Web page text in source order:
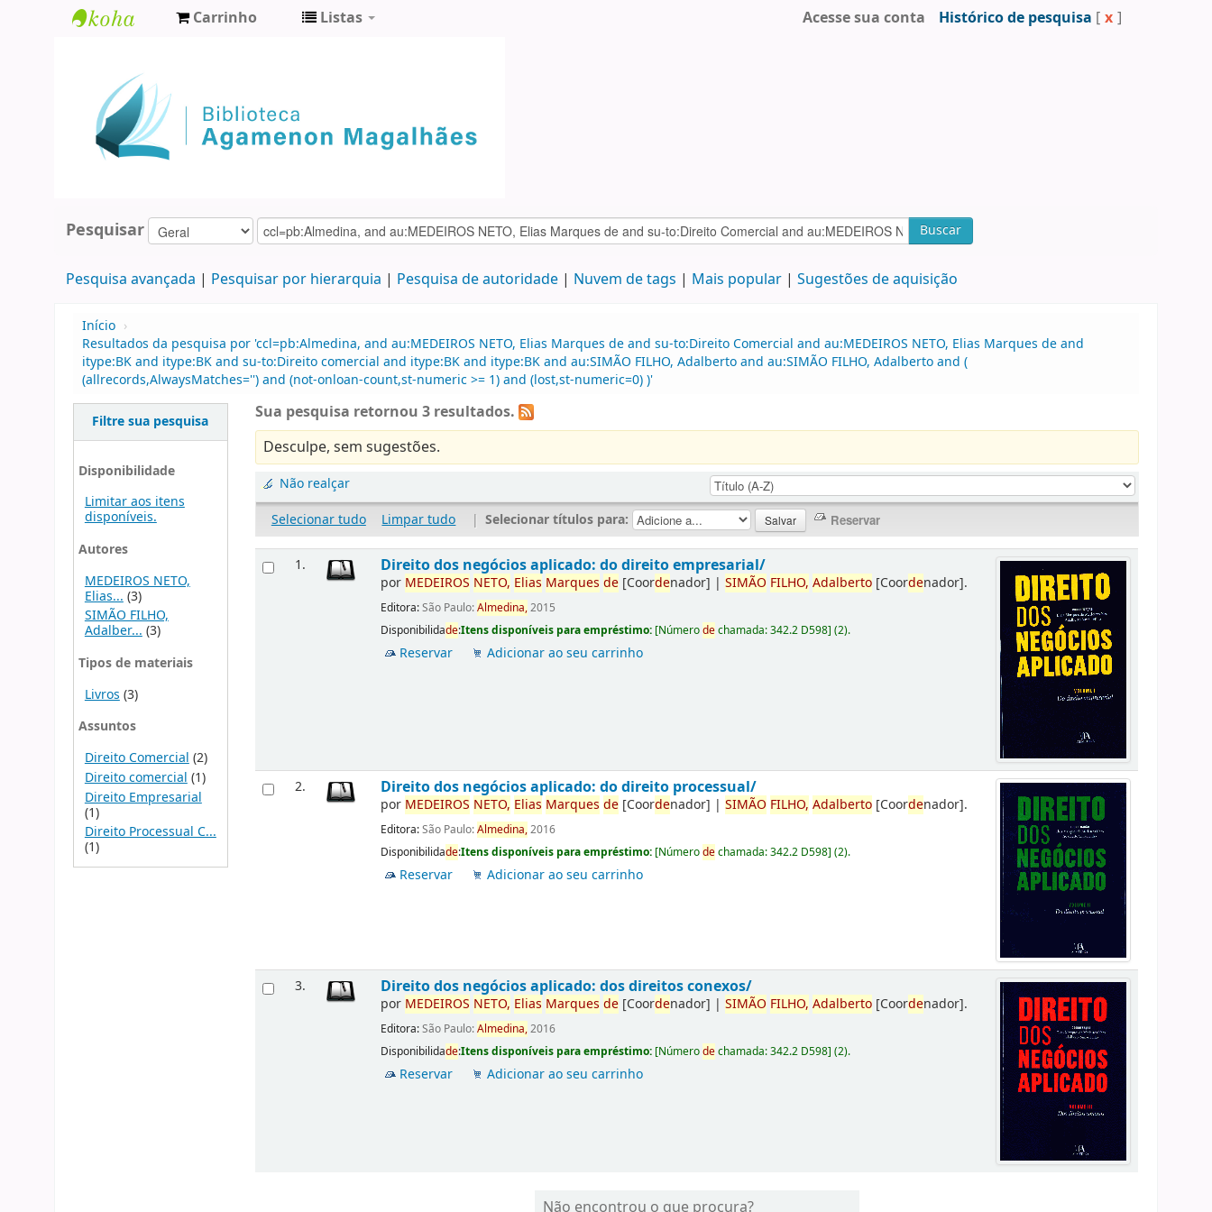
Agamenon
Magalhães
Carrinho Listas Acesse sua conta Histórico de pesquisa [ x ]
Pesquisar Buscar
Pesquisa avançada Pesquisar por hierarquia Pesquisa de autoridade Nuvem de tags Mais popular Sugestões de aquisição
Início ›
Resultados da pesquisa por 'ccl=pb:Almedina, and au:MEDEIROS NETO, Elias Marques de and su-to:Direito Comercial and au:MEDEIROS NETO, Elias Marques de and
itype:BK and itype:BK and su-to:Direito comercial and itype:BK and itype:BK and au:SIMÃO FILHO, Adalberto and au:SIMÃO FILHO, Adalberto and (
(allrecords,AlwaysMatches='') and (not-onloan-count,st-numeric >= 1) and (lost,st-numeric=0) )'
Filtre sua pesquisa
Disponibilidade
Limitar aos itens
disponíveis.
Autores
MEDEIROS NETO,
Elias... (3)
SIMÃO FILHO,
Adalber...(3)
Tipos de materiais
Livros (3)
Assuntos
Direito Comercial (2)
Direito comercial (1)
Direito Empresarial
(1)
Direito Processual C...
(1)
Sua pesquisa retornou 3 resultados.
Desculpe, sem sugestões.
Não realçar
Selecionar tudo
Limpar tudo | Selecionar títulos para:
1. Direito dos negócios aplicado: do direito empresarial/
por MEDEIROS NETO, Elias Marques de [Coordenador] |SIMÃO FILHO, Adalberto [Coordenador].
Editora:São Paulo:Almedina,2015
Disponibilidade:Itens disponíveis para empréstimo: [Númerodechamada:342.2 D598](2).
Reservar Adicionar ao seu carrinho
2. Direito dos negócios aplicado: do direito processual/
por MEDEIROS NETO, Elias Marques de [Coordenador] |SIMÃO FILHO, Adalberto [Coordenador].
Editora:São Paulo:Almedina,2016
Disponibilidade:Itens disponíveis para empréstimo: [Númerodechamada:342.2 D598](2).
Reservar Adicionar ao seu carrinho
3. Direito dos negócios aplicado: dos direitos conexos/
por MEDEIROS NETO, Elias Marques de [Coordenador] |SIMÃO FILHO, Adalberto [Coordenador].
Editora:São Paulo:Almedina,2016
Disponibilidade:Itens disponíveis para empréstimo: [Númerodechamada:342.2 D598](2).
Reservar Adicionar ao seu carrinho